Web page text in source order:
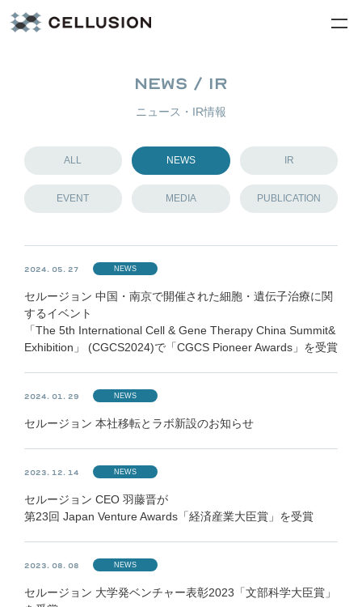
NEWS / IR
ニュース・IR情報
ALL NEWS IR
EVENT MEDIA PUBLICATION
2024. 05. 27 NEWS
セルージョン 中国・南京で開催された細胞・遺伝子治療に関
するイベント
「The 5th International Cell & Gene Therapy China Summit&
Exhibition」 (CGCS2024)で「CGCS Pioneer Awards」を受賞
2024. 01. 29 NEWS
セルージョン 本社移転とラボ新設のお知らせ
2023. 12. 14 NEWS
セルージョン CEO 羽藤晋が
第23回 Japan Venture Awards「経済産業大臣賞」を受賞
2023. 08. 08 NEWS
セルージョン 大学発ベンチャー表彰2023「文部科学大臣賞」